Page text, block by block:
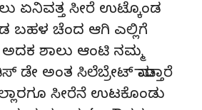
ಏನಿವತ್ತ ಸೀರೆ ಉಟ್ಕೊಂಡ
ಬಹಳ ಚೆಂದ ಆಗಿ ಎಲ್ಲಿಗೆ
ಶಾಲು ಆಂಟಿ ನಮ್ಮ
ಡೇ ಅಂತ ಸಿಲೆಬ್ರೇಟ್ ಮಾಡ್ತಾರೆ
ಸೀರೆನೆ ಉಟಕೊಂಡು